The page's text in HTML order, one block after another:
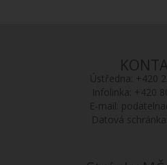
Ústředna: +420
Infolinka: +420
E-mail:
Datová schránka: